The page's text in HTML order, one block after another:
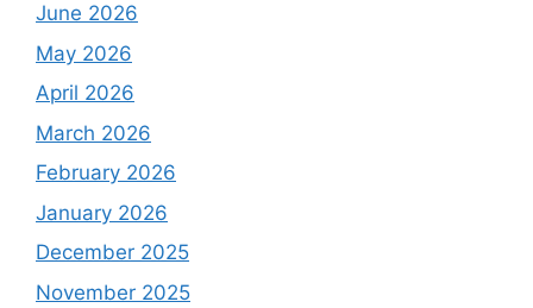
June 2026
May 2026
April 2026
March 2026
February 2026
January 2026
December 2025
November 2025